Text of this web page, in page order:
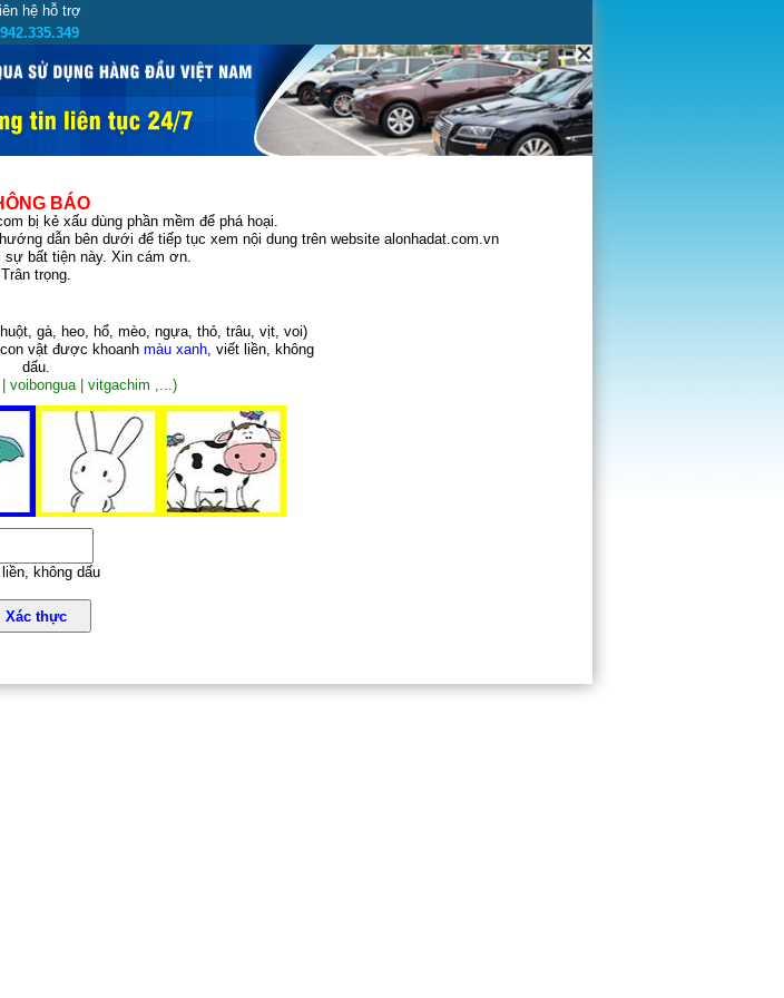
hệ hỗ trợ
BÁO
bị kẻ xấu dùng phần mềm để phá hoại.
dẫn bên dưới để tiếp tục xem nội dung trên website alonhadat.com.vn
sự bất tiện này. Xin cám ơn.
Trân trọng.
gà, heo, hổ, mèo, ngựa, thỏ, trâu, vịt, voi)
con vật được khoanh màu xanh, viết liền, không
dấu.
voibongua | vitgachim ,...)
không dấu
Xác thực